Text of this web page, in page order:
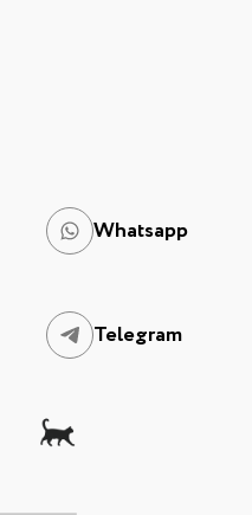
Whatsapp
Telegram